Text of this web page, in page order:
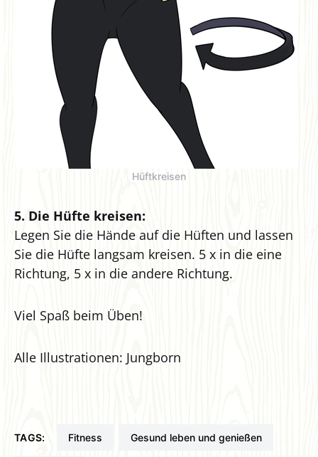
Hüftkreisen
5. Die Hüfte kreisen:
Legen Sie die Hände auf die Hüften und lassen
Sie die Hüfte langsam kreisen. 5 x in die eine
Richtung, 5 x in die andere Richtung.
Viel Spaß beim Üben!
Alle Illustrationen: Jungborn
TAGS: Fitness Gesund leben und genießen